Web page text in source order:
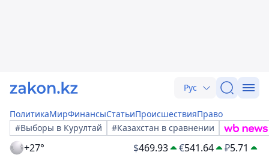
Рус
ПолитикаМирФинансыСтатьиПроисшествияПраво
#Выборы в Курултай
#Казахстан в сравнении
+27° $469.93 €541.64 ₽5.71